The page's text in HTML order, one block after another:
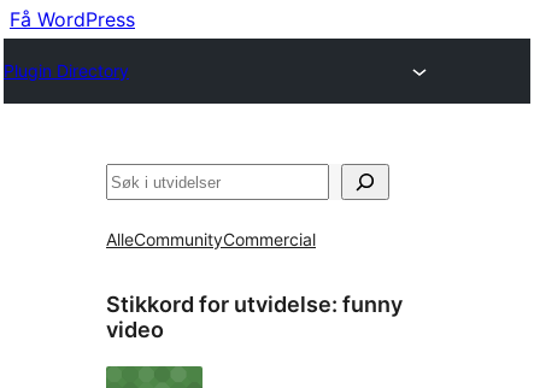
Få WordPress
Plugin Directory
Søk
AlleCommunityCommercial
Stikkord for utvidelse: funny
video